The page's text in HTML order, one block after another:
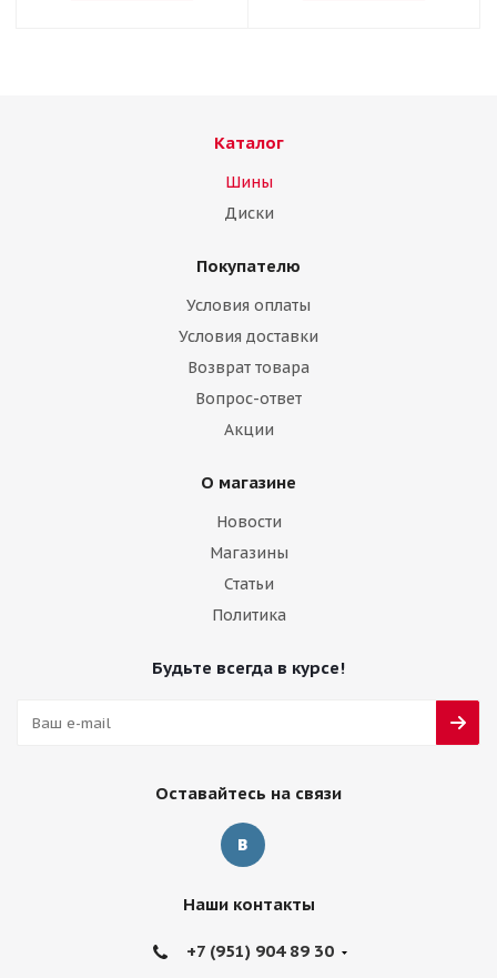
Каталог
Шины
Диски
Покупателю
Условия оплаты
Условия доставки
Возврат товара
Вопрос-ответ
Акции
О магазине
Новости
Магазины
Статьи
Политика
Будьте всегда в курсе!
Оставайтесь на связи
Наши контакты
+7 (951) 904 89 30